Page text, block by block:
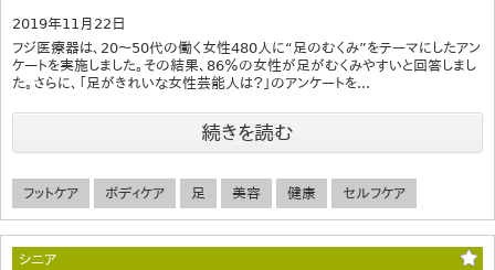
2019年11月22日
フジ医療器は、20～50代の働く女性480人に“足のむくみ”をテーマにしたアン
ケートを実施しました。その結果、86％の女性が足がむくみやすいと回答しまし
た。さらに、「足がきれいな女性芸能人は？」のアンケートを...
続きを読む
フットケア ボディケア 足 美容 健康 セルフケア
シニア